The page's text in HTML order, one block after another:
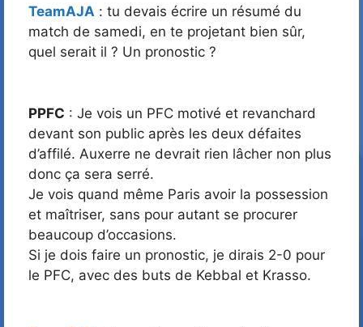
TeamAJA : tu devais écrire un résumé du
match de samedi, en te projetant bien sûr,
quel serait il ? Un pronostic ?
PPFC : Je vois un PFC motivé et revanchard
devant son public après les deux défaites
d’affilé. Auxerre ne devrait rien lâcher non plus
donc ça sera serré.
Je vois quand même Paris avoir la possession
et maîtriser, sans pour autant se procurer
beaucoup d’occasions.
Si je dois faire un pronostic, je dirais 2-0 pour
le PFC, avec des buts de Kebbal et Krasso.